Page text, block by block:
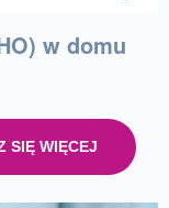
w domu
SIĘ WIĘCEJ